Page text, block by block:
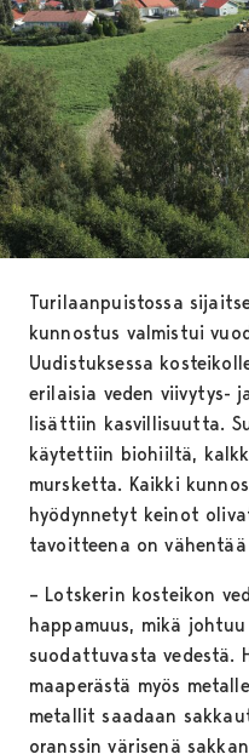
Turilaanpuistossa
kunnostus valmistui
Uudistuksessa
erilaisia veden viivytys-
lisättiin kasvillisuutta.
käytettiin biohiiltä,
mursketta. Kaikki
hyödynnetyt keinot
tavoitteena on
– Lotskerin kosteikon
happamuus, mikä
suodattuvasta vedestä.
maaperästä myös
metallit saadaan
oranssin värisenä